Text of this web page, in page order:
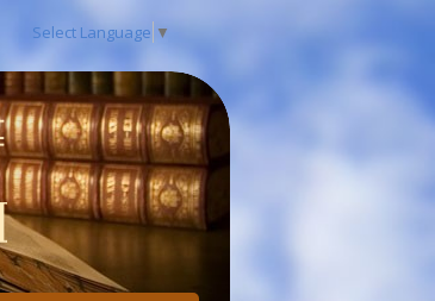
Select Language ▼